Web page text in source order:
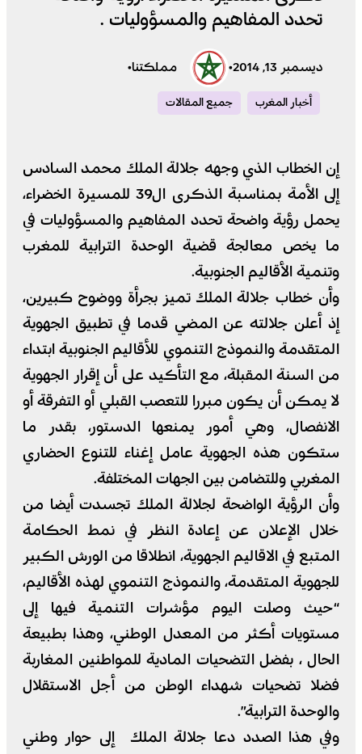
تحدد المفاهيم والمسؤوليات .
ديسمبر 13, 2014 • مملكتنا•
أخبار المغرب جميع المقالات
إن الخطاب الذي وجهه جلالة الملك محمد السادس
إلى الأمة بمناسبة الذكرى ال39 للمسيرة الخضراء،
يحمل رؤية واضحة تحدد المفاهيم والمسؤوليات في
ما يخص معالجة قضية الوحدة الترابية للمغرب
وتنمية الأقاليم الجنوبية.
وأن خطاب جلالة الملك تميز بجرأة ووضوح كبيرين،
إذ أعلن جلالته عن المضي قدما في تطبيق الجهوية
المتقدمة والنموذج التنموي للأقاليم الجنوبية ابتداء
من السنة المقبلة، مع التأكيد على أن إقرار الجهوية
لا يمكن أن يكون مبررا للتعصب القبلي أو التفرقة أو
الانفصال، وهي أمور يمنعها الدستور، بقدر ما
ستكون هذه الجهوية عامل إغناء للتنوع الحضاري
المغربي وللتضامن بين الجهات المختلفة.
وأن الرؤية الواضحة لجلالة الملك تجسدت أيضا من
خلال الإعلان عن إعادة النظر في نمط الحكامة
المتبع في الاقاليم الجهوية، انطلاقا من الورش الكبير
للجهوية المتقدمة، والنموذج التنموي لهذه الأقاليم،
“حيث وصلت اليوم مؤشرات التنمية فيها إلى
مستويات أكثر من المعدل الوطني، وهذا بطبيعة
الحال ، بفضل التضحيات المادية للمواطنين المغاربة
فضلا تضحيات شهداء الوطن من أجل الاستقلال
والوحدة الترابية”.
وفي هذا الصدد دعا جلالة الملك إلى حوار وطني